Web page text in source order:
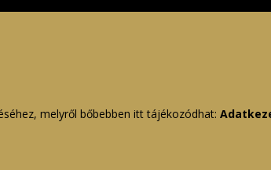
melyről bőbebben itt tájékozódhat: